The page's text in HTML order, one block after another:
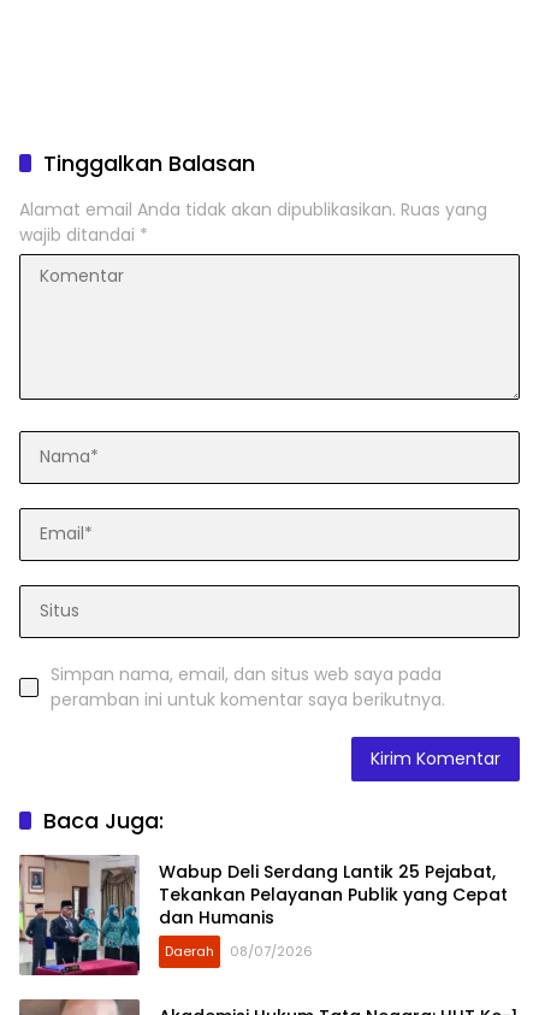
Tinggalkan Balasan
Alamat email Anda tidak akan dipublikasikan. Ruas yang
wajib ditandai *
Simpan nama, email, dan situs web saya pada
peramban ini untuk komentar saya berikutnya.
Baca Juga:
Wabup Deli Serdang Lantik 25 Pejabat,
Tekankan Pelayanan Publik yang Cepat
dan Humanis
Daerah 08/07/2026